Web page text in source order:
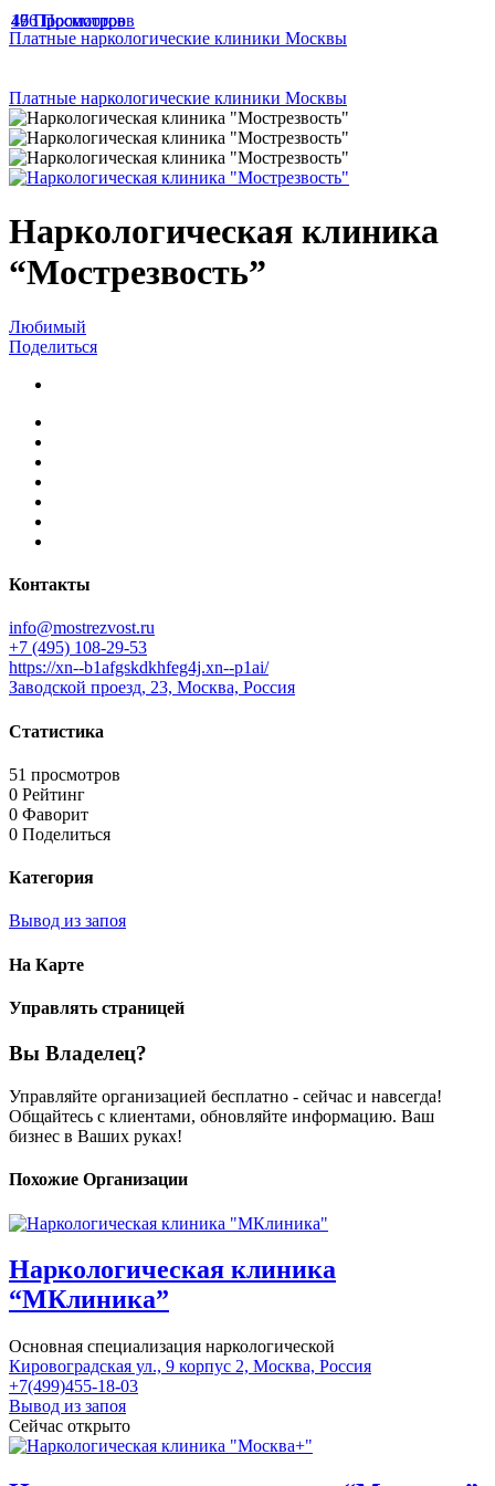
Платные наркологические клиники Москвы
Платные наркологические клиники Москвы
Наркологическая клиника
“Мострезвость”
Любимый
Поделиться
Контакты
info@mostrezvost.ru
+7 (495) 108-29-53
https://xn--b1afgskdkhfeg4j.xn--p1ai/
Заводской проезд, 23, Москва, Россия
Статистика
51 просмотров
0 Рейтинг
0 Фаворит
0 Поделиться
Категория
Вывод из запоя
На Карте
Управлять страницей
Вы Владелец?
Управляйте организацией бесплатно - сейчас и навсегда!
Общайтесь с клиентами, обновляйте информацию. Ваш
бизнес в Ваших руках!
Похожие Организации
47 Просмотров
Наркологическая клиника
“МКлиника”
Основная специализация наркологической
Кировоградская ул., 9 корпус 2, Москва, Россия
+7(499)455-18-03
Вывод из запоя
Сейчас открыто
49 Просмотров
166 Просмотров